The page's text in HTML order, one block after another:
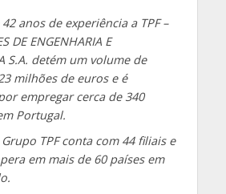
anos de experiência a TPF –
DE ENGENHARIA E
S.A. detém um volume de
milhões de euros e é
empregar cerca de 340
Portugal.
TPF conta com 44 filiais e
em mais de 60 países em